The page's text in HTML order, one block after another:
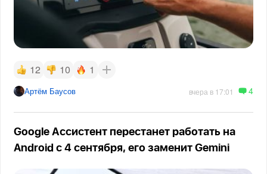
12 10 1
Артём Баусов вчера в 17:01 4
Google Ассистент перестанет работать на
Android с 4 сентября, его заменит Gemini